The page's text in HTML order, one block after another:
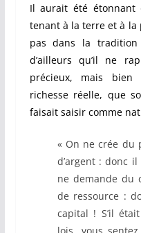
Il aurait été étonnant
tenant à la terre et à la
pas dans la tradition
d’ailleurs qu’il ne
précieux, mais
richesse réelle, que
faisait saisir comme
« On ne crée du
d’argent : donc
ne demande du
de ressource :
capital ! S’il